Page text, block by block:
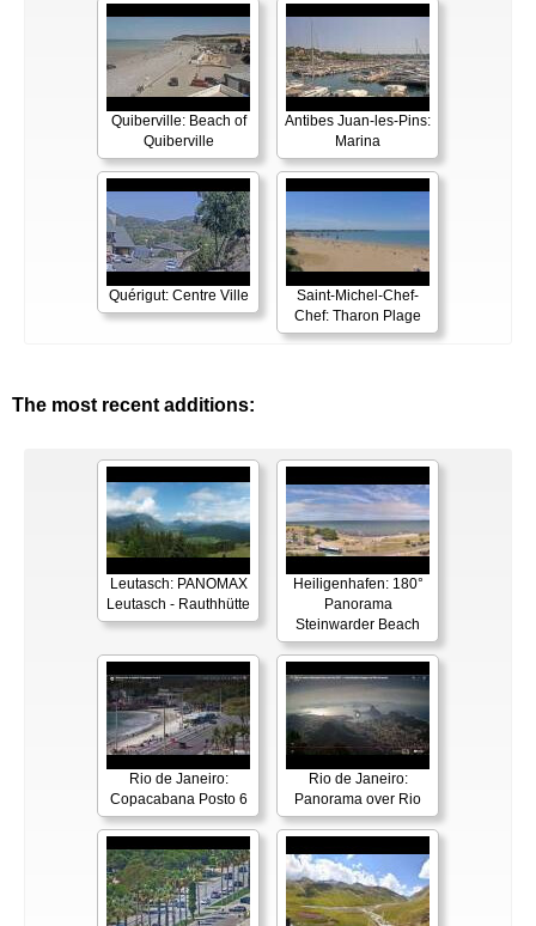
Quiberville: Beach of
Quiberville
Antibes Juan-les-Pins:
Marina
Quérigut: Centre Ville
Saint-Michel-Chef-
Chef: Tharon Plage
The most recent additions:
Leutasch: PANOMAX
Leutasch - Rauthhütte
Heiligenhafen: 180°
Panorama
Steinwarder Beach
Rio de Janeiro:
Copacabana Posto 6
Rio de Janeiro:
Panorama over Rio